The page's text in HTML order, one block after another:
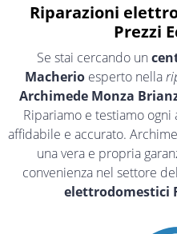
Riparazioni
Prezzi
Se stai cercando un
Macherioesperto nella
Archimede Monza
Ripariamo e testiamo
affidabile e accurato.
una vera e propria
convenienza nel settore
elettrodomestici